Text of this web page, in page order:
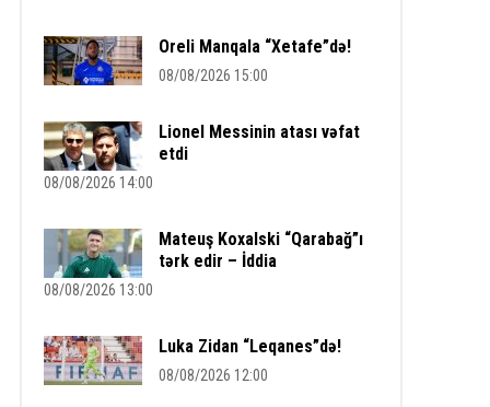
Oreli Manqala “Xetafe”də!
08/08/2026 15:00
Lionel Messinin atası vəfat
etdi
08/08/2026 14:00
Mateuş Koxalski “Qarabağ”ı
tərk edir – İddia
08/08/2026 13:00
Luka Zidan “Leqanes”də!
08/08/2026 12:00